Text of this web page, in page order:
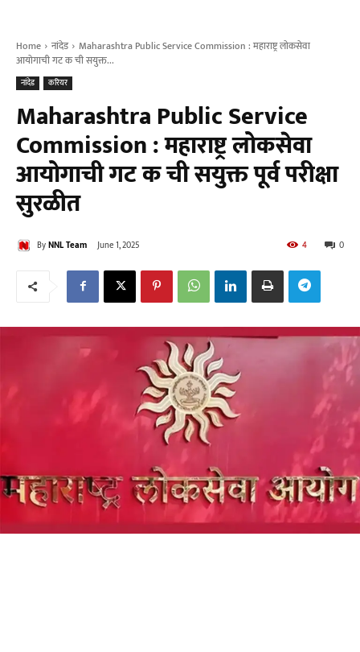
Home नांदेड
Maharashtra Public Service Commission : महाराष्ट्र लोकसेवा
आयोगाची गट क ची सयुक्त...
नांदेड करियर
Maharashtra Public Service
Commission : महाराष्ट्र लोकसेवा
आयोगाची गट क ची सयुक्त पूर्व परीक्षा
सुरळीत
ByNNL Team June 1, 2025 0
4